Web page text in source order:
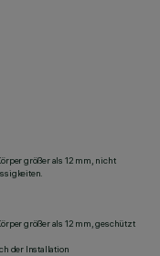
größer als 12 mm, nicht
größer als 12 mm, geschützt
der Installation